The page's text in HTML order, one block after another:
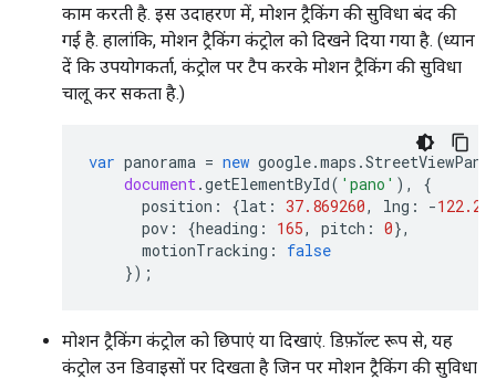
काम करती है. इस उदाहरण में, मोशन ट्रैकिंग की सुविधा बंद की
गई है. हालांकि, मोशन ट्रैकिंग कंट्रोल को दिखने दिया गया है. (ध्यान
दें कि उपयोगकर्ता, कंट्रोल पर टैप करके मोशन ट्रैकिंग की सुविधा
चालू कर सकता है.)
var panorama = new google.maps .
document.getElementById( 'pano' ),
{
position : {lat : 37.869260, lng : -
pov : {heading : 165, pitch : 0},
motionTracking :
false
});
मोशन ट्रैकिंग कंट्रोल को छिपाएं या दिखाएं. डिफ़ॉल्ट रूप से, यह
कंट्रोल उन डिवाइसों पर दिखता है जिन पर मोशन ट्रैकिंग की सुविधा